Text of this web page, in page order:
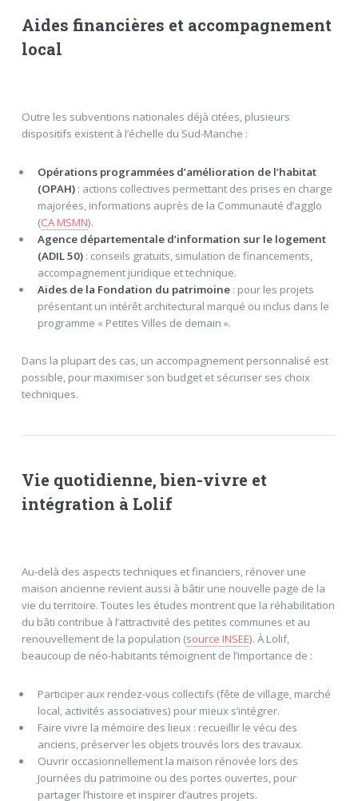
Aides financières et accompagnement
local
Outre les subventions nationales déjà citées, plusieurs
dispositifs existent à l’échelle du Sud-Manche :
Opérations programmées d’amélioration de l’habitat
(OPAH): actions collectives permettant des prises en charge
majorées, informations auprès de la Communauté d’agglo
(CA MSMN).
Agence départementale d’information sur le logement
(ADIL 50): conseils gratuits, simulation de financements,
accompagnement juridique et technique.
Aides de la Fondation du patrimoine: pour les projets
présentant un intérêt architectural marqué ou inclus dans le
programme « Petites Villes de demain ».
Dans la plupart des cas, un accompagnement personnalisé est
possible, pour maximiser son budget et sécuriser ses choix
techniques.
Vie quotidienne, bien-vivre et
intégration à Lolif
Au-delà des aspects techniques et financiers, rénover une
maison ancienne revient aussi à bâtir une nouvelle page de la
vie du territoire. Toutes les études montrent que la réhabilitation
du bâti contribue à l’attractivité des petites communes et au
renouvellement de la population (source INSEE). À Lolif,
beaucoup de néo-habitants témoignent de l’importance de :
Participer aux rendez-vous collectifs (fête de village, marché
local, activités associatives) pour mieux s’intégrer.
Faire vivre la mémoire des lieux : recueillir le vécu des
anciens, préserver les objets trouvés lors des travaux.
Ouvrir occasionnellement la maison rénovée lors des
Journées du patrimoine ou des portes ouvertes, pour
partager l’histoire et inspirer d’autres projets.